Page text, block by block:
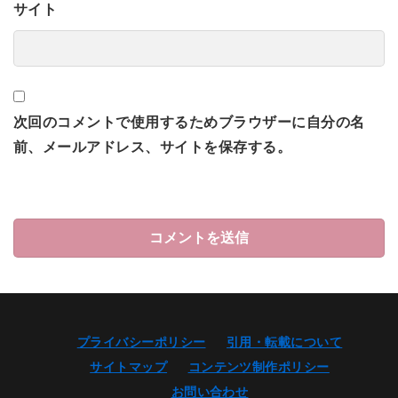
サイト
次回のコメントで使用するためブラウザーに自分の名
前、メールアドレス、サイトを保存する。
プライバシーポリシー
引用・転載について
サイトマップ
コンテンツ制作ポリシー
お問い合わせ